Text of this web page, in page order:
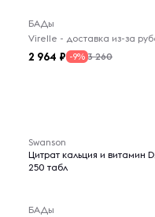
БАДы
2 964 -9% 3 260
Swanson
Цитрат кальция и витамин D,
250 табл
БАДы